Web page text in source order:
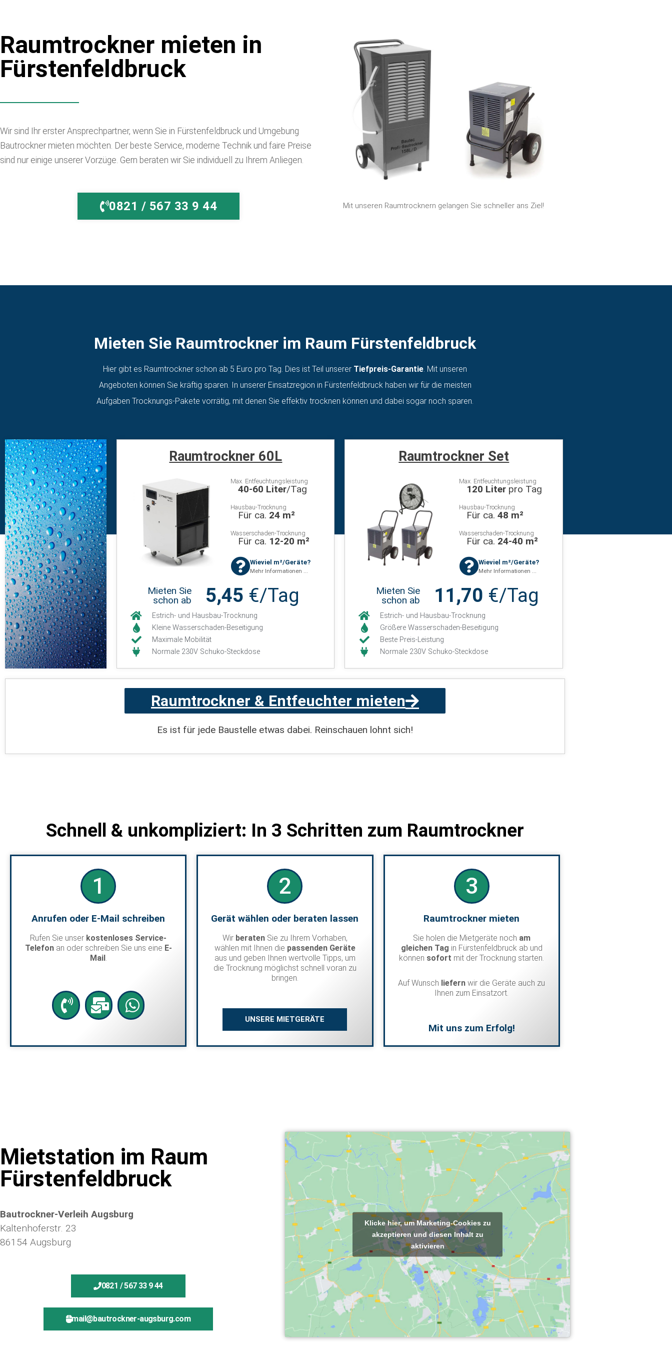
Raumtrockner mieten in
Fürstenfeldbruck
Wir sind Ihr erster Ansprechpartner, wenn Sie in Fürstenfeldbruck und Umgebung
Bautrockner mieten möchten. Der beste Service, moderne Technik und faire Preise
sind nur einige unserer Vorzüge. Gern beraten wir Sie individuell zu Ihrem Anliegen.
0821 / 567 33 9 44 Mit unseren Raumtrocknern gelangen Sie schneller ans Ziel!
Mieten Sie Raumtrockner im Raum Fürstenfeldbruck
Hier gibt es Raumtrockner schon ab 5 Euro pro Tag. Dies ist Teil unserer Tiefpreis-Garantie . Mit unseren
Angeboten können Sie kräftig sparen. In unserer Einsatzregion in Fürstenfeldbruck haben wir für die meisten
Aufgaben Trocknungs-Pakete vorrätig, mit denen Sie effektiv trocknen können und dabei sogar noch sparen.
Raumtrockner 60L
Max. Entfeuchtungsleistung
40-60 Liter/Tag
Hausbau-Trocknung
Für ca. 24 m²
Wasserschaden-Trocknung
Für ca. 12-20 m²
Wieviel m²/Geräte?
Mehr Informationen ...
Mieten Sie
schon ab
5,45 €/Tag
Estrich- und Hausbau-Trocknung
Kleine Wasserschaden-Beseitigung
Maximale Mobilität
Normale 230V Schuko-Steckdose
Raumtrockner Set
Max. Entfeuchtungsleistung
120 Literpro Tag
Hausbau-Trocknung
Für ca. 48 m²
Wasserschaden-Trocknung
Für ca. 24-40 m²
Wieviel m²/Geräte?
Mehr Informationen ...
Mieten Sie
schon ab
11,70 €/Tag
Estrich- und Hausbau-Trocknung
Größere Wasserschaden-Beseitigung
Beste Preis-Leistung
Normale 230V Schuko-Steckdose
Raumtrockner & Entfeuchter mieten
Es ist für jede Baustelle etwas dabei. Reinschauen lohnt sich!
Schnell & unkompliziert: In 3 Schritten zum Raumtrockner
1
Anrufen oder E-Mail schreiben
Rufen Sie unser kostenloses Service-
Telefonan oder schreiben Sie uns eine E-
Mail.
2
Gerät wählen oder beraten lassen
Wir beraten Sie zu Ihrem Vorhaben,
wählen mit Ihnen die passenden Geräte
aus und geben Ihnen wertvolle Tipps, um
die Trocknung möglichst schnell voran zu
bringen.
UNSERE MIETGERÄTE
3
Raumtrockner mieten
Sie holen die Mietgeräte noch am
gleichen Tag in Fürstenfeldbruck ab und
können sofort mit der Trocknung starten.
Auf Wunsch liefernwir die Geräte auch zu
Ihnen zum Einsatzort.
Mit uns zum Erfolg!
Mietstation im Raum
Fürstenfeldbruck
Bautrockner-Verleih Augsburg
Kaltenhoferstr. 23
86154 Augsburg
0821 / 567 33 9 44
mail@bautrockner-augsburg.com
Klicke hier, um Marketing-Cookies zu
akzeptieren und diesen Inhalt zu
aktivieren